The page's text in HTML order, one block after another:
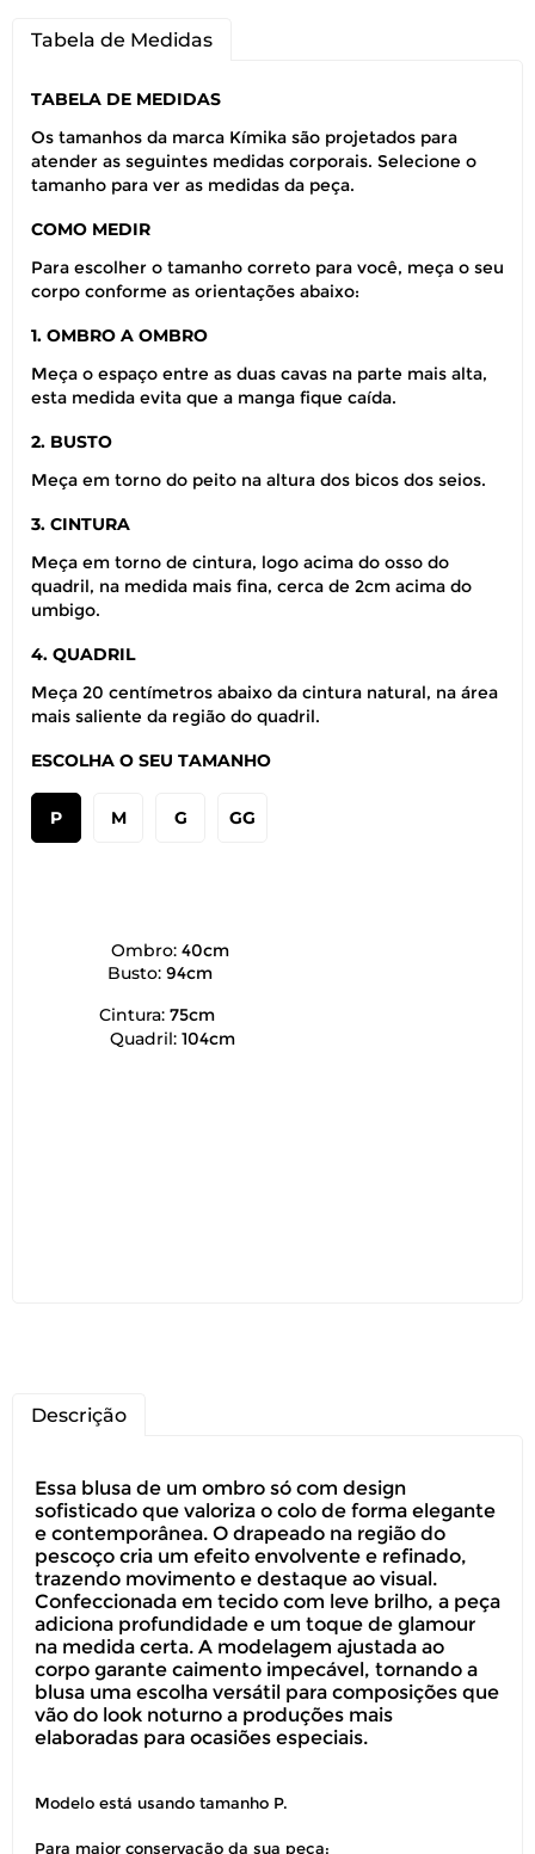
Tabela de Medidas
TABELA DE MEDIDAS
Os tamanhos da marca Kímika são projetados para
atender as seguintes medidas corporais. Selecione o
tamanho para ver as medidas da peça.
COMO MEDIR
Para escolher o tamanho correto para você, meça o seu
corpo conforme as orientações abaixo:
1. OMBRO A OMBRO
Meça o espaço entre as duas cavas na parte mais alta,
esta medida evita que a manga fique caída.
2. BUSTO
Meça em torno do peito na altura dos bicos dos seios.
3. CINTURA
Meça em torno de cintura, logo acima do osso do
quadril, na medida mais fina, cerca de 2cm acima do
umbigo.
4. QUADRIL
Meça 20 centímetros abaixo da cintura natural, na área
mais saliente da região do quadril.
ESCOLHA O SEU TAMANHO
P M G GG
Ombro: 40cm
Busto: 94cm
Cintura: 75cm
Quadril: 104cm
Descrição
Essa blusa de um ombro só com design
sofisticado que valoriza o colo de forma elegante
e contemporânea. O drapeado na região do
pescoço cria um efeito envolvente e refinado,
trazendo movimento e destaque ao visual.
Confeccionada em tecido com leve brilho, a peça
adiciona profundidade e um toque de glamour
na medida certa. A modelagem ajustada ao
corpo garante caimento impecável, tornando a
blusa uma escolha versátil para composições que
vão do look noturno a produções mais
elaboradas para ocasiões especiais.
Modelo está usando tamanho P.
Para maior conservação da sua peça: